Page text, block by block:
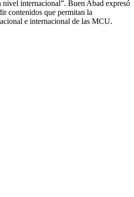
nivel internacional”. Buen Abad expresó
contenidos que permitan la
e internacional de las MCU.